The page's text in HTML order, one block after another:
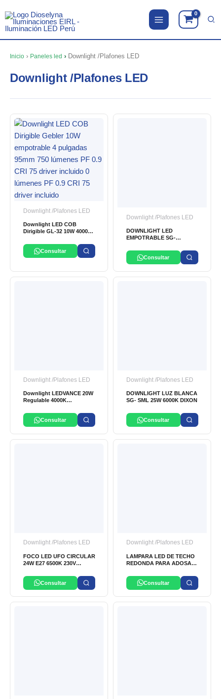
contenido
Inicio › Paneles led › Downlight /Plafones LED
Downlight /Plafones LED
Downlight /Plafones LED
Downlight LED COB
Dirigible GL-32 10W 4000K
Consultar
Downlight /Plafones LED
DOWNLIGHT LED
EMPOTRABLE SG-
DIXON
Consultar
Downlight /Plafones LED
Downlight LEDVANCE 20W
Regulable 4000K
Consultar
Downlight /Plafones LED
DOWNLIGHT LUZ BLANCA
SG- SML 25W 6000K DIXON
Consultar
Downlight /Plafones LED
FOCO LED UFO CIRCULAR
24W E27 6500K 230V
Consultar
Downlight /Plafones LED
LAMPARA LED DE TECHO
REDONDA PARA ADOSAR
Consultar